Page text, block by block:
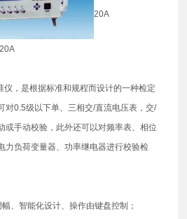
20A
，是根据标准和规程而设计的一种检定
对0.5级以下单、三相交/直流电压表，交/
或手动校验，此外还可以对频率表、相位
力负荷变量器、功率继电器进行校验检
智能化设计、操作由键盘控制；